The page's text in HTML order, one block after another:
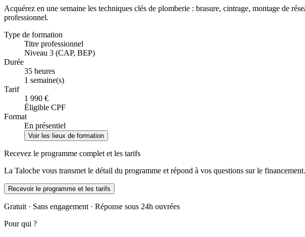
Acquérez en une semaine les techniques clés de plomberie : brasure, cintrage, montage de
professionnel.
Type de formation
Titre professionnel
Niveau 3 (CAP, BEP)
Durée
35 heures
1 semaine(s)
Tarif
1 990 €
Éligible CPF
Format
En présentiel
Voir les lieux de formation
Recevez le programme complet et les tarifs
La Taloche vous transmet le détail du programme et répond à vos questions sur le financement.
Recevoir le programme et les tarifs
Gratuit · Sans engagement · Réponse sous 24h ouvrées
Pour qui ?